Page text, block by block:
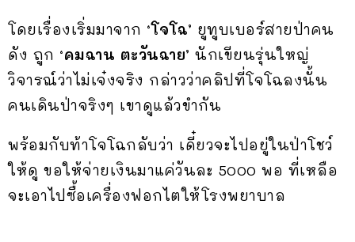
โดยเรื่องเริ่มมาจาก ‘โจโฉ’ ยูทูบเบอร์สายป่าคน
ดัง ถูก ‘คมฉาน ตะวันฉาย’ นักเขียนรุ่นใหญ่
วิจารณ์ว่าไม่เจ๋งจริง กล่าวว่าคลิปที่โจโฉลงนั้น
คนเดินป่าจริงๆ เขาดูแล้วขำกัน
พร้อมกับท้าโจโฉกลับว่า เดี๋ยวจะไปอยู่ในป่าโชว์
ให้ดู ขอให้จ่ายเงินมาแค่วันละ 5000 พอ ที่เหลือ
จะเอาไปซื้อเครื่องฟอกไตให้โรงพยาบาล